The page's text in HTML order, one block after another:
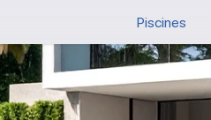
Piscines